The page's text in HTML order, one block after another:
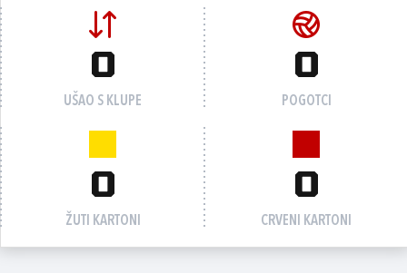
0
UŠAO S KLUPE
0
POGOTCI
0
ŽUTI KARTONI
0
CRVENI KARTONI